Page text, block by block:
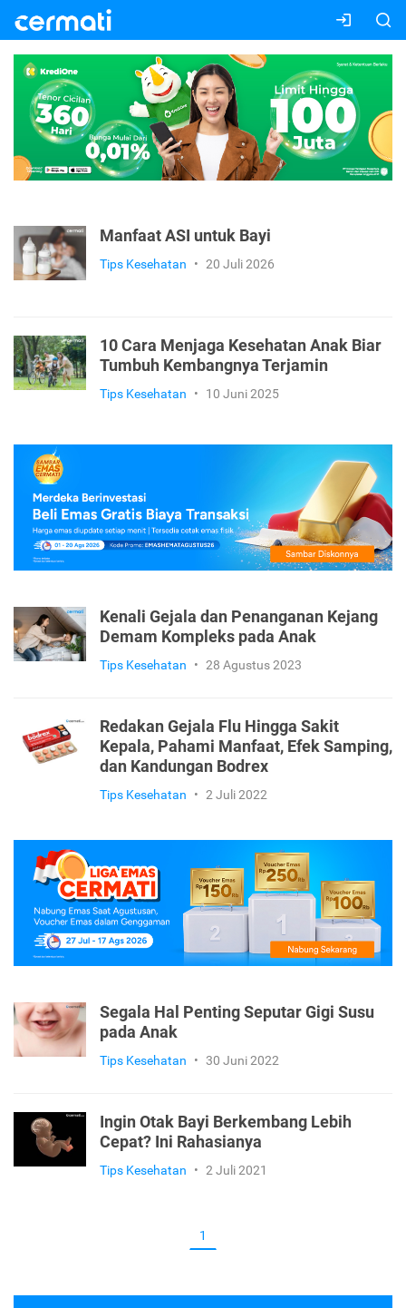
Manfaat ASI untuk Bayi
Tips Kesehatan • 20 Juli 2026
10 Cara Menjaga Kesehatan Anak Biar
Tumbuh Kembangnya Terjamin
Tips Kesehatan • 10 Juni 2025
Kenali Gejala dan Penanganan Kejang
Demam Kompleks pada Anak
Tips Kesehatan • 28 Agustus 2023
Redakan Gejala Flu Hingga Sakit
Kepala, Pahami Manfaat, Efek Samping,
dan Kandungan Bodrex
Tips Kesehatan • 2 Juli 2022
Segala Hal Penting Seputar Gigi Susu
pada Anak
Tips Kesehatan • 30 Juni 2022
Ingin Otak Bayi Berkembang Lebih
Cepat? Ini Rahasianya
Tips Kesehatan • 2 Juli 2021
1